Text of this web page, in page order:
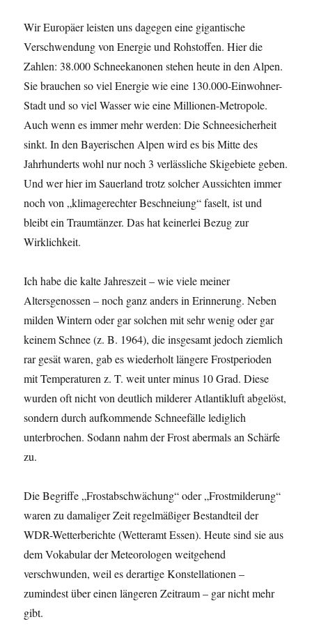
Wir Europäer leisten uns dagegen eine gigantische
Verschwendung von Energie und Rohstoffen. Hier die
Zahlen: 38.000 Schneekanonen stehen heute in den Alpen.
Sie brauchen so viel Energie wie eine 130.000-Einwohner-
Stadt und so viel Wasser wie eine Millionen-Metropole.
Auch wenn es immer mehr werden: Die Schneesicherheit
sinkt. In den Bayerischen Alpen wird es bis Mitte des
Jahrhunderts wohl nur noch 3 verlässliche Skigebiete geben.
Und wer hier im Sauerland trotz solcher Aussichten immer
noch von „klimagerechter Beschneiung“ faselt, ist und
bleibt ein Traumtänzer. Das hat keinerlei Bezug zur
Wirklichkeit.
Ich habe die kalte Jahreszeit – wie viele meiner
Altersgenossen – noch ganz anders in Erinnerung. Neben
milden Wintern oder gar solchen mit sehr wenig oder gar
keinem Schnee (z. B. 1964), die insgesamt jedoch ziemlich
rar gesät waren, gab es wiederholt längere Frostperioden
mit Temperaturen z. T. weit unter minus 10 Grad. Diese
wurden oft nicht von deutlich milderer Atlantikluft abgelöst,
sondern durch aufkommende Schneefälle lediglich
unterbrochen. Sodann nahm der Frost abermals an Schärfe
zu.
Die Begriffe „Frostabschwächung“ oder „Frostmilderung“
waren zu damaliger Zeit regelmäßiger Bestandteil der
WDR-Wetterberichte (Wetteramt Essen). Heute sind sie aus
dem Vokabular der Meteorologen weitgehend
verschwunden, weil es derartige Konstellationen –
zumindest über einen längeren Zeitraum – gar nicht mehr
gibt.